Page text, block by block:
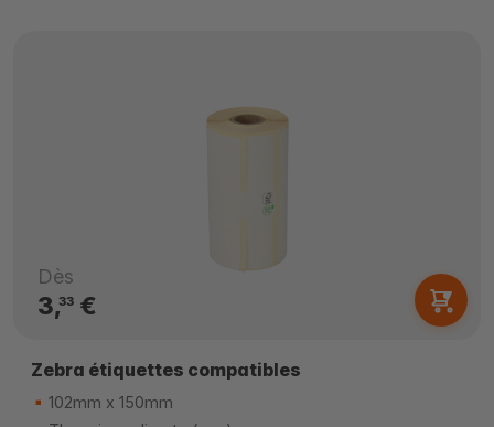
Dès
3,33€
Zebra étiquettes compatibles
102mm x 150mm